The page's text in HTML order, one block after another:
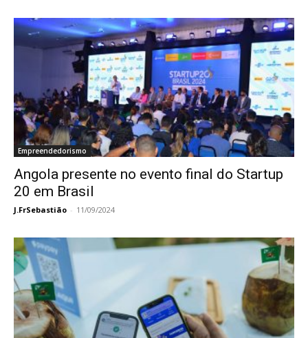
Empreendedorismo
Angola presente no evento final do Startup
20 em Brasil
J.FrSebastião - 11/09/2024